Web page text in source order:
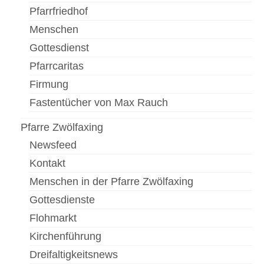
Flohmarkt
Kirchenführung
Dreifaltigkeitsnews
Impressum
Pfarrfriedhof
Menschen
Gottesdienst
Pfarrcaritas
Firmung
Fastentücher von Max Rauch
Pfarre Zwölfaxing
Newsfeed
Kontakt
Menschen in der Pfarre Zwölfaxing
Gottesdienste
Flohmarkt
Kirchenführung
Dreifaltigkeitsnews